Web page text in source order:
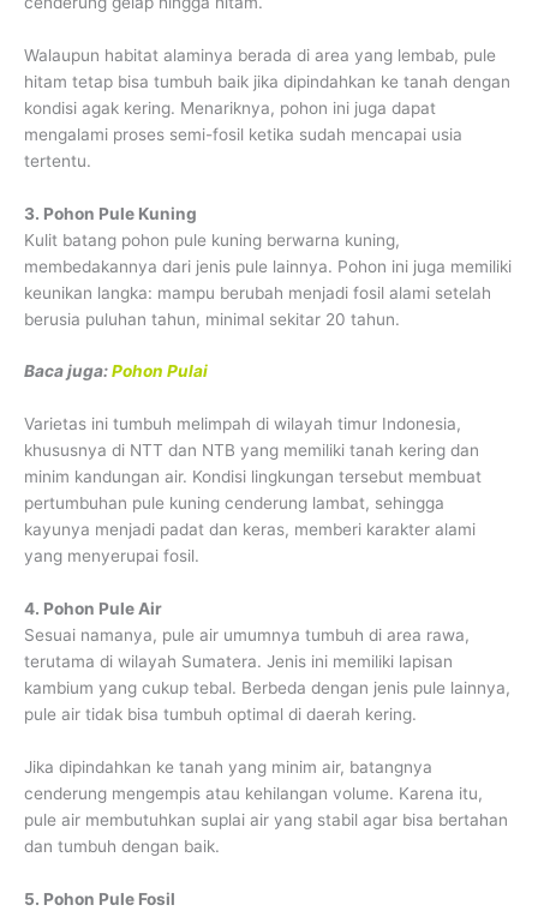
Walaupun habitat alaminya berada di area yang lembab, pule
hitam tetap bisa tumbuh baik jika dipindahkan ke tanah dengan
kondisi agak kering. Menariknya, pohon ini juga dapat
mengalami proses semi-fosil ketika sudah mencapai usia
tertentu.
3. Pohon Pule Kuning
Kulit batang pohon pule kuning berwarna kuning,
membedakannya dari jenis pule lainnya. Pohon ini juga memiliki
keunikan langka: mampu berubah menjadi fosil alami setelah
berusia puluhan tahun, minimal sekitar 20 tahun.
Baca juga:Pohon Pulai
Varietas ini tumbuh melimpah di wilayah timur Indonesia,
khususnya di NTT dan NTB yang memiliki tanah kering dan
minim kandungan air. Kondisi lingkungan tersebut membuat
pertumbuhan pule kuning cenderung lambat, sehingga
kayunya menjadi padat dan keras, memberi karakter alami
yang menyerupai fosil.
4. Pohon Pule Air
Sesuai namanya, pule air umumnya tumbuh di area rawa,
terutama di wilayah Sumatera. Jenis ini memiliki lapisan
kambium yang cukup tebal. Berbeda dengan jenis pule lainnya,
pule air tidak bisa tumbuh optimal di daerah kering.
Jika dipindahkan ke tanah yang minim air, batangnya
cenderung mengempis atau kehilangan volume. Karena itu,
pule air membutuhkan suplai air yang stabil agar bisa bertahan
dan tumbuh dengan baik.
5. Pohon Pule Fosil